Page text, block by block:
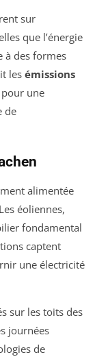
sur
que l’énergie
à des formes
les émissions
une
de
alimentée
éoliennes,
fondamental
captent
une électricité
sur les toits des
journées
de